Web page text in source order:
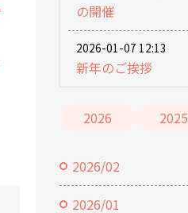
の開催
2026-01-07 12:13
新年のご挨拶
2026 2025
2026/02
2026/01